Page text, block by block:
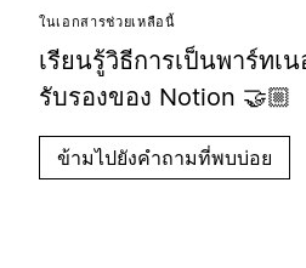
ในเอกสารช่วยเหลือนี้
เรียนรู้วิธีการเป็นพาร์ทเ
รับรองของ Notion 🤝🏼
ข้ามไปยังคำถามที่พบบ่อย